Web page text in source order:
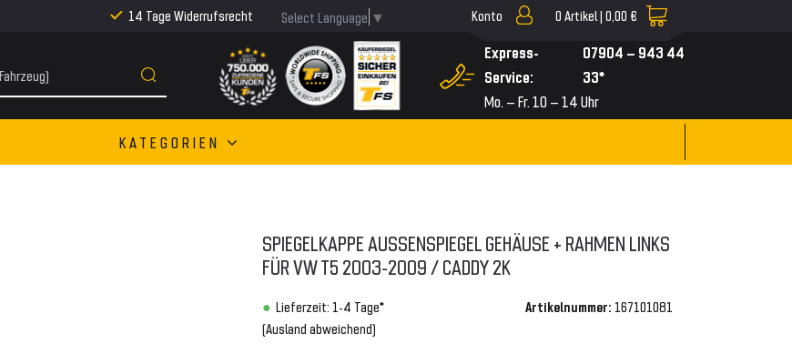
14 Tage Widerrufsrecht Select Language ▼ Konto 0 Artikel | 0,00 €
Express-
Service:
07904 – 943 44
33*
Mo. – Fr. 10 – 14 Uhr
KATEGORIEN
SPIEGELKAPPE AUSSENSPIEGEL GEHÄUSE + RAHMEN LINKS F
ÜR VW T5 2003-2009 / CADDY 2K
Lieferzeit: 1-4 Tage*
(Ausland abweichend)
Artikelnummer: 167101081